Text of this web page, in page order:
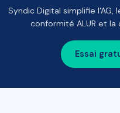
Syndic Digital simplifie l'AG,
conformité ALUR et
Essai